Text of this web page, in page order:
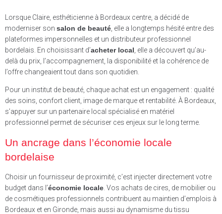
Lorsque Claire, esthéticienne à Bordeaux centre, a décidé de
moderniser son salon de beauté , elle a longtemps hésité entre des
plateformes impersonnelles et un distributeur professionnel
bordelais. En choisissant d’acheter local , elle a découvert qu’au-
delà du prix, l’accompagnement, la disponibilité et la cohérence de
l’offre changeaient tout dans son quotidien.
Pour un institut de beauté, chaque achat est un engagement : qualité
des soins, confort client, image de marque et rentabilité. À Bordeaux,
s’appuyer sur un partenaire local spécialisé en matériel
professionnel permet de sécuriser ces enjeux sur le long terme.
Un ancrage dans l’économie locale
bordelaise
Choisir un fournisseur de proximité, c’est injecter directement votre
budget dans l’économie locale . Vos achats de cires, de mobilier ou
de cosmétiques professionnels contribuent au maintien d’emplois à
Bordeaux et en Gironde, mais aussi au dynamisme du tissu